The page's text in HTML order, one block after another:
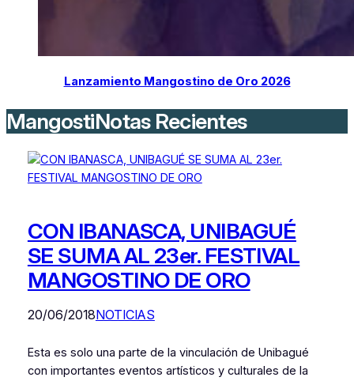
Lanzamiento Mangostino de Oro 2026
MangostiNotas Recientes
CON IBANASCA, UNIBAGUÉ
SE SUMA AL 23er. FESTIVAL
MANGOSTINO DE ORO
20/06/2018NOTICIAS
Esta es solo una parte de la vinculación de Unibagué
con importantes eventos artísticos y culturales de la